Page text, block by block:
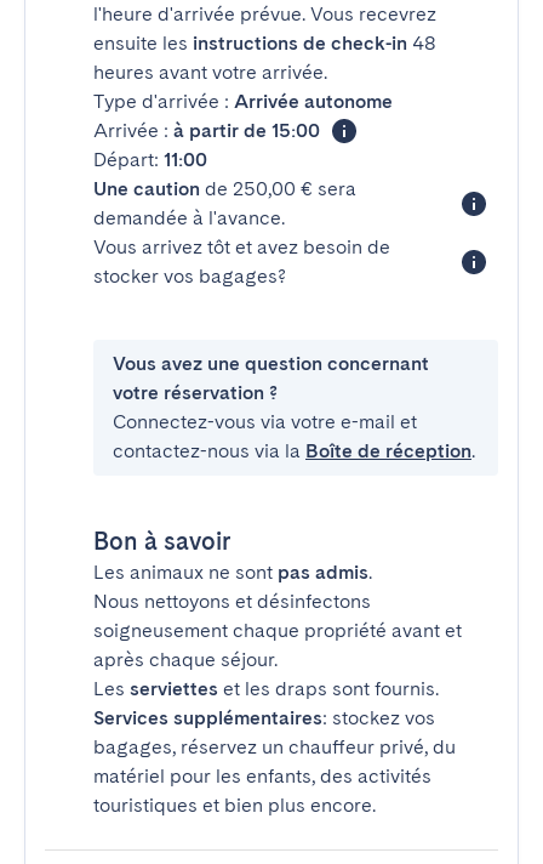
l'heure d'arrivée prévue. Vous recevrez
ensuite les instructions de check-in 48
heures avant votre arrivée.
Type d'arrivée : Arrivée autonome
Arrivée : à partir de 15:00
Départ: 11:00
Une caution de 250,00 € sera
demandée à l'avance.
Vous arrivez tôt et avez besoin de
stocker vos bagages?
Vous avez une question concernant
votre réservation ?
Connectez-vous via votre e-mail et
contactez-nous via la Boîte de réception.
Bon à savoir
Les animaux ne sont pas admis.
Nous nettoyons et désinfectons
soigneusement chaque propriété avant et
après chaque séjour.
Les serviettes et les draps sont fournis.
Services supplémentaires: stockez vos
bagages, réservez un chauffeur privé, du
matériel pour les enfants, des activités
touristiques et bien plus encore.